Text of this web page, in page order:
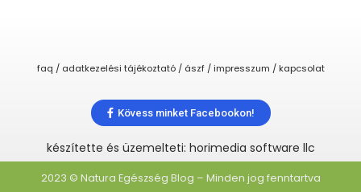
faq / adatkezelési tájékoztató / ászf / impresszum / kapcsolat
Kövess minket Facebookon!
készítette és üzemelteti: horimedia software llc
2023 © Natura Egészség Blog – Minden jog fenntartva